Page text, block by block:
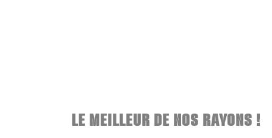
LE MEILLEUR DE NOS RAYONS !